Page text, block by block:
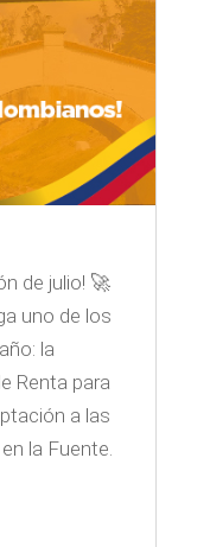
de julio! 🚀
uno de los
la
Renta para
a las
la Fuente.